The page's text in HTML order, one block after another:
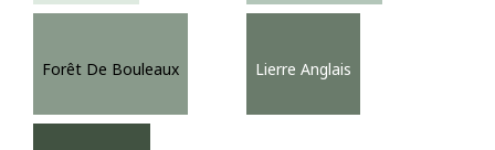
Forêt De Bouleaux Lierre Anglais